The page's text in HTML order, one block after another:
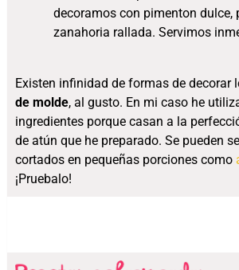
decoramos con pimenton dulce,
zanahoria rallada. Servimos
Existen infinidad de formas de decorar
de molde, al gusto. En mi caso he
ingredientes porque casan a la
de atún que he preparado. Se pueden
cortados en pequeñas porciones como
¡Pruebalo!